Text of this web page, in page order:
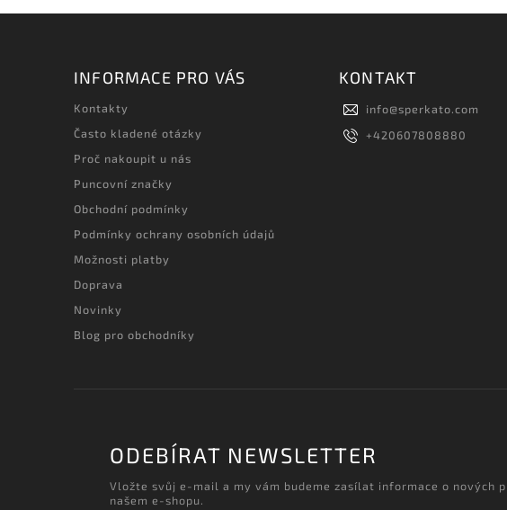
INFORMACE PRO VÁS
Kontakty
Často kladené otázky
Proč nakoupit u nás
Puncovní značky
Obchodní podmínky
Podmínky ochrany osobních údajů
Možnosti platby
Doprava
Novinky
Blog pro obchodníky
KONTAKT
info@sperkato.com
+420607808880
ODEBÍRAT NEWSLETTER
Vložte svůj e-mail a my vám budeme zasílat informace o nových
našem e-shopu.